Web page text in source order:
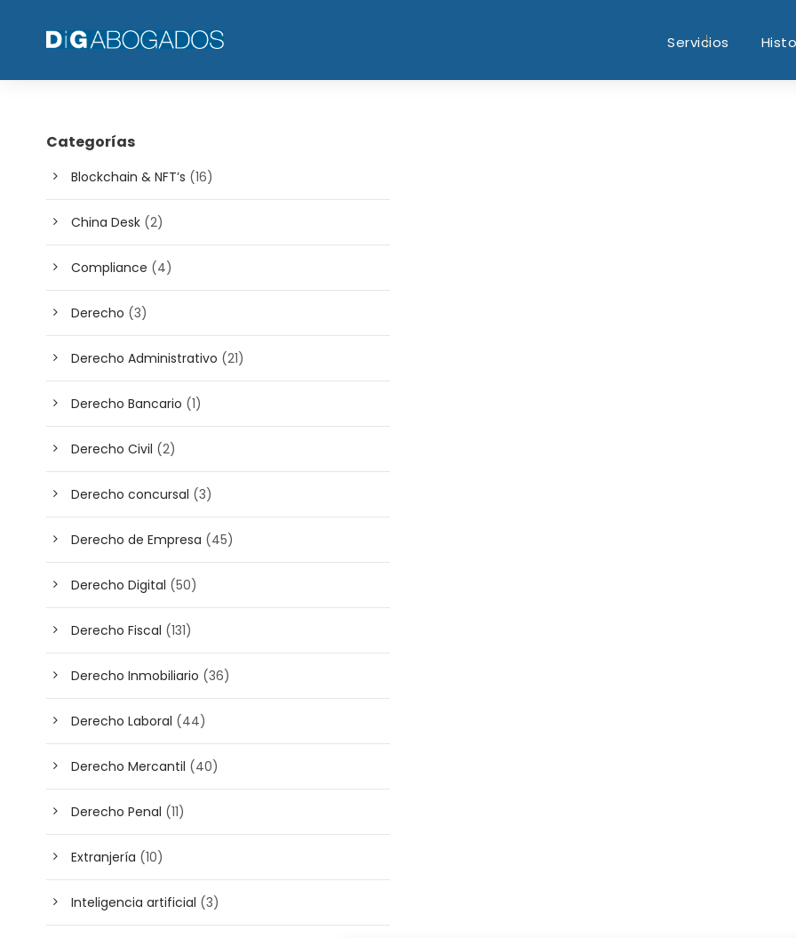
Servicios
Categorías
Blockchain & NFT’s (16)
China Desk (2)
Compliance (4)
Derecho (3)
Derecho Administrativo (21)
Derecho Bancario (1)
Derecho Civil (2)
Derecho concursal (3)
Derecho de Empresa (45)
Derecho Digital (50)
Derecho Fiscal (131)
Derecho Inmobiliario (36)
Derecho Laboral (44)
Derecho Mercantil (40)
Derecho Penal (11)
Extranjería (10)
Inteligencia artificial (3)